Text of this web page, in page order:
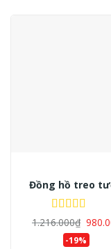
-19%
Đồng hồ treo
Được xếp
hạng5.00
sao
1.216.000₫